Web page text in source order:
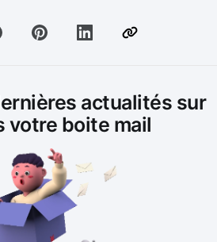
actualités sur
votre boite mail